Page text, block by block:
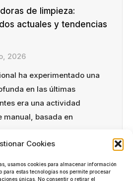
Cookies
usamos cookies para almacenar información
para estas tecnologías nos permite procesar
únicas. No consentir o retirar el
de limpieza:
actuales y tendencias
2026
ha experimentado una
en las últimas
era una actividad
basada en
procesos poco
se ha convertido en un
eficiencia operativa son